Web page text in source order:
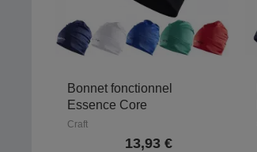
Bonnet fonctionnel
Essence Core
Craft
13,93 €